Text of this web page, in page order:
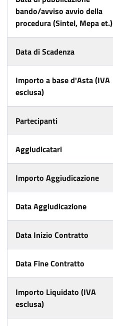
bando/avviso avvio della
procedura (Sintel, Mepa et.)
Data di Scadenza
Importo a base d'Asta (IVA
esclusa)
Partecipanti
Aggiudicatari
Importo Aggiudicazione
Data Aggiudicazione
Data Inizio Contratto
Data Fine Contratto
Importo Liquidato (IVA
esclusa)